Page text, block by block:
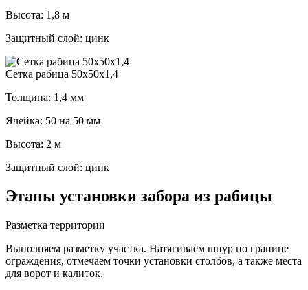
Высота: 1,8 м
Защитный слой: цинк
Cетка рабица 50х50х1,4
Толщина: 1,4 мм
Ячейка: 50 на 50 мм
Высота: 2 м
Защитный слой: цинк
Этапы установки забора из рабицы
Разметка территории
Выполняем разметку участка. Натягиваем шнур по границе
ограждения, отмечаем точки установки столбов, а также места
для ворот и калиток.